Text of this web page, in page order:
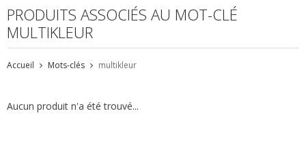
PRODUITS ASSOCIÉS AU MOT-CLÉ
MULTIKLEUR
Accueil Mots-clés multikleur
Aucun produit n'a été trouvé...